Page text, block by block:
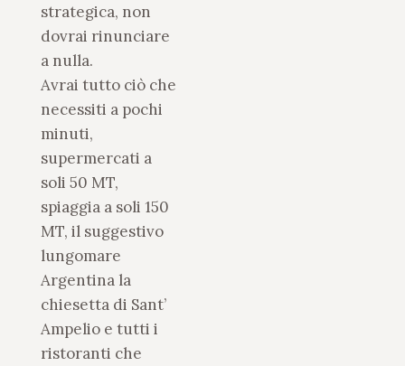
strategica, non
dovrai rinunciare
a nulla.
Avrai tutto ciò che
necessiti a pochi
minuti,
supermercati a
soli 50 MT,
spiaggia a soli 150
MT, il suggestivo
lungomare
Argentina la
chiesetta di Sant’
Ampelio e tutti i
ristoranti che